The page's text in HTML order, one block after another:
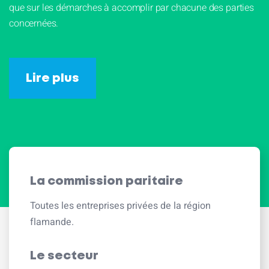
que sur les démarches à accomplir par chacune des parties
concernées.
Lire plus
La commission paritaire
Toutes les entreprises privées de la région
flamande.
Le secteur